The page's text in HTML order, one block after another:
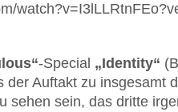
-Special „Identity“
der Auftakt zu insgesamt
sehen sein, das dritte